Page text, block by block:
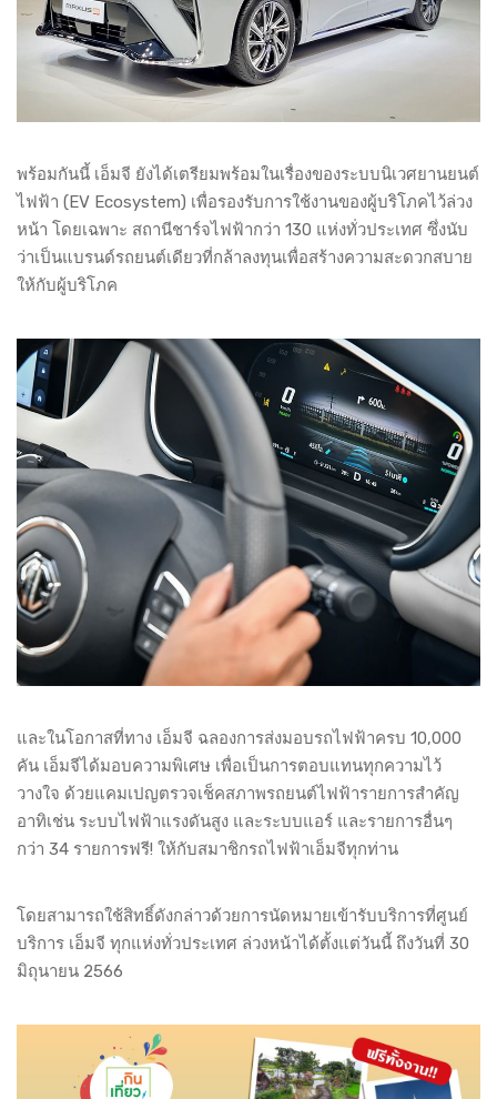
พร้อมกันนี้ เอ็มจี ยังได้เตรียมพร้อมในเรื่องของระบบนิเวศยานยนต์
ไฟฟ้า (EV Ecosystem) เพื่อรองรับการใช้งานของผู้บริโภคไว้ล่วง
หน้า โดยเฉพาะ สถานีชาร์จไฟฟ้ากว่า 130 แห่งทั่วประเทศ ซึ่งนับ
ว่าเป็นแบรนด์รถยนต์เดียวที่กล้าลงทุนเพื่อสร้างความสะดวกสบาย
ให้กับผู้บริโภค
และในโอกาสที่ทาง เอ็มจี ฉลองการส่งมอบรถไฟฟ้าครบ 10,000
คัน เอ็มจีได้มอบความพิเศษ เพื่อเป็นการตอบแทนทุกความไว้
วางใจ ด้วยแคมเปญตรวจเช็คสภาพรถยนต์ไฟฟ้ารายการสำคัญ
อาทิเช่น ระบบไฟฟ้าแรงดันสูง และระบบแอร์ และรายการอื่นๆ
กว่า 34 รายการฟรี! ให้กับสมาชิกรถไฟฟ้าเอ็มจีทุกท่าน
โดยสามารถใช้สิทธิ์ดังกล่าวด้วยการนัดหมายเข้ารับบริการที่ศูนย์
บริการ เอ็มจี ทุกแห่งทั่วประเทศ ล่วงหน้าได้ตั้งแต่วันนี้ ถึงวันที่ 30
มิถุนายน 2566